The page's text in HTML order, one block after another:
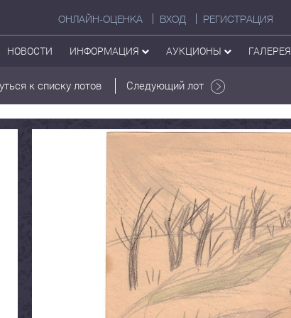
ОНЛАЙН-ОЦЕНКА ВХОД РЕГИСТРАЦИЯ
НОВОСТИ ИНФОРМАЦИЯ АУКЦИОНЫ ГАЛЕРЕЯ
к списку лотов Следующий лот